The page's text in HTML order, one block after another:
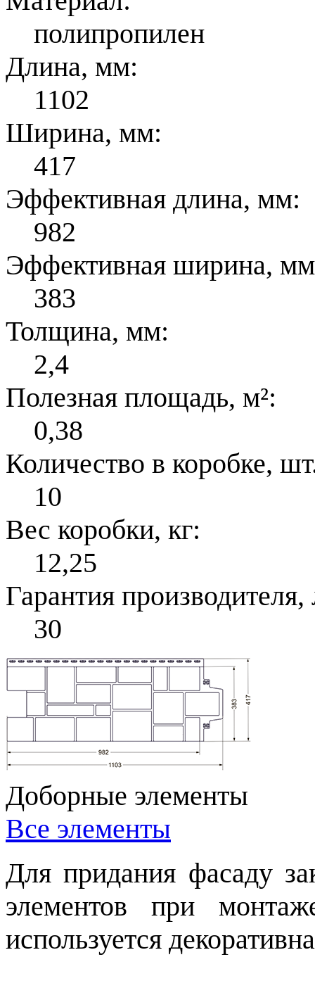
полипропилен
Длина, мм:
1102
Ширина, мм:
417
Эффективная длина, мм:
982
Эффективная ширина,
383
Толщина, мм:
2,4
Полезная площадь, м²:
0,38
Количество в коробке,
10
Вес коробки, кг:
12,25
Гарантия производителя,
30
Доборные элементы
Все элементы
Для придания фасаду
элементов при
используется